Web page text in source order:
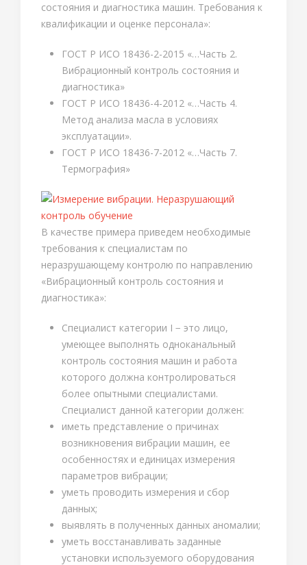
состояния и диагностика машин. Требования к
квалификации и оценке персонала»:
ГОСТ Р ИСО 18436-2-2015 «…Часть 2.
Вибрационный контроль состояния и
диагностика»
ГОСТ Р ИСО 18436-4-2012 «…Часть 4.
Метод анализа масла в условиях
эксплуатации».
ГОСТ Р ИСО 18436-7-2012 «…Часть 7.
Термография»
В качестве примера приведем необходимые
требования к специалистам по
неразрушающему контролю по направлению
«Вибрационный контроль состояния и
диагностика»:
Специалист категории I − это лицо,
умеющее выполнять одноканальный
контроль состояния машин и работа
которого должна контролироваться
более опытными специалистами.
Специалист данной категории должен:
иметь представление о причинах
возникновения вибрации машин, ее
особенностях и единицах измерения
параметров вибрации;
уметь проводить измерения и сбор
данных;
выявлять в полученных данных аномалии;
уметь восстанавливать заданные
установки используемого оборудования